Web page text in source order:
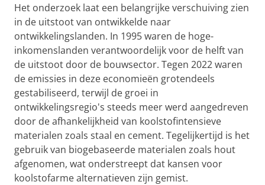
Het onderzoek laat een belangrijke verschuiving zien
in de uitstoot van ontwikkelde naar
ontwikkelingslanden. In 1995 waren de hoge-
inkomenslanden verantwoordelijk voor de helft van
de uitstoot door de bouwsector. Tegen 2022 waren
de emissies in deze economieën grotendeels
gestabiliseerd, terwijl de groei in
ontwikkelingsregio's steeds meer werd aangedreven
door de afhankelijkheid van koolstofintensieve
materialen zoals staal en cement. Tegelijkertijd is het
gebruik van biogebaseerde materialen zoals hout
afgenomen, wat onderstreept dat kansen voor
koolstofarme alternatieven zijn gemist.